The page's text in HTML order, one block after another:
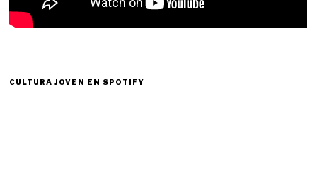
CULTURA JOVEN EN SPOTIFY